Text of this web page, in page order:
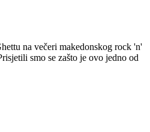
na večeri makedonskog rock 'n'
smo se zašto je ovo jedno od